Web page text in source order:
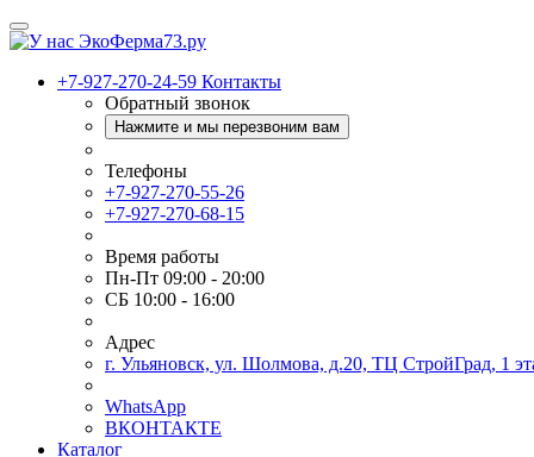
+7-927-270-24-59 Контакты
Обратный звонок
Нажмите и мы перезвоним вам
Телефоны
+7-927-270-55-26
+7-927-270-68-15
Время работы
Пн-Пт 09:00 - 20:00
СБ 10:00 - 16:00
Адрес
г. Ульяновск, ул. Шолмова, д.20, ТЦ СтройГрад, 1
WhatsApp
ВКОНТАКТЕ
Каталог